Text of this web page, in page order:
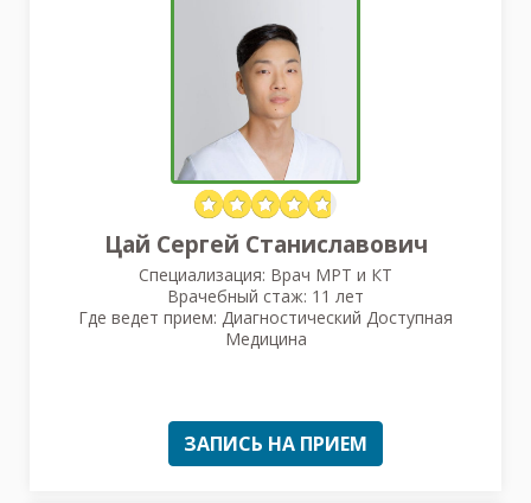
Цай Сергей Станиславович
Специализация: Врач МРТ и КТ
Врачебный стаж: 11 лет
Где ведет прием: Диагностический Доступная
Медицина
ЗАПИСЬ НА ПРИЕМ